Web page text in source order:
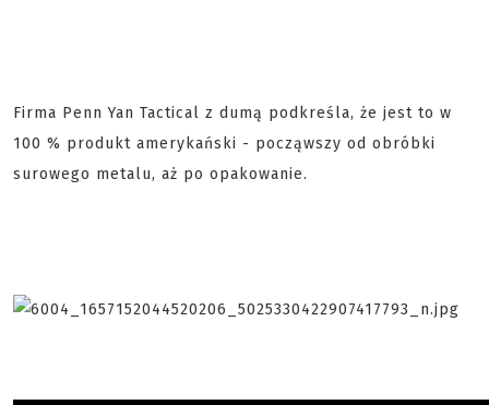
Firma Penn Yan Tactical z dumą podkreśla, że jest to w
100 % produkt amerykański - począwszy od obróbki
surowego metalu, aż po opakowanie.